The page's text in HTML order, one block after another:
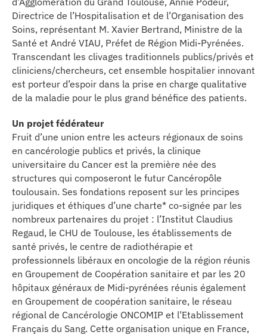
CONNECTÉ
l’éditeur
un CHU
Directrice de l’Hospitalisation et de l’Organisation des
Soins, représentant M. Xavier Bertrand, Ministre de la
Santé et André VIAU, Préfet de Région Midi-Pyrénées.
Transcendant les clivages traditionnels publics/privés et
cliniciens/chercheurs, cet ensemble hospitalier innovant
est porteur d’espoir dans la prise en charge qualitative
de la maladie pour le plus grand bénéfice des patients.
Un projet fédérateur
Fruit d’une union entre les acteurs régionaux de soins
en cancérologie publics et privés, la clinique
universitaire du Cancer est la première née des
structures qui composeront le futur Cancéropôle
toulousain. Ses fondations reposent sur les principes
juridiques et éthiques d’une charte* co-signée par les
nombreux partenaires du projet : l’Institut Claudius
Regaud, le CHU de Toulouse, les établissements de
santé privés, le centre de radiothérapie et
professionnels libéraux en oncologie de la région réunis
en Groupement de Coopération sanitaire et par les 20
hôpitaux généraux de Midi-pyrénées réunis également
en Groupement de coopération sanitaire, le réseau
régional de Cancérologie ONCOMIP et l’Etablissement
Français du Sang. Cette organisation unique en France,